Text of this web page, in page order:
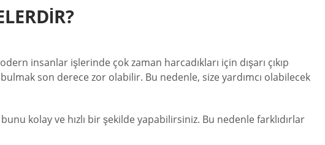
insanlar işlerinde çok zaman harcadıkları için dışarı çıkıp
son derece zor olabilir. Bu nedenle, size yardımcı olabilecek
kolay ve hızlı bir şekilde yapabilirsiniz. Bu nedenle farklıdırlar